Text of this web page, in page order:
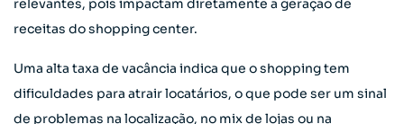
relevantes, pois impactam diretamente a geração de
receitas do shopping center.
Uma alta taxa de vacância indica que o shopping tem
dificuldades para atrair locatários, o que pode ser um sinal
de problemas na localização, no mix de lojas ou na